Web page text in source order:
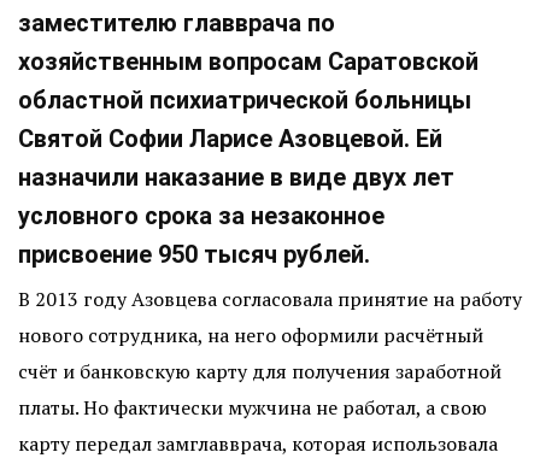
заместителю главврача по
хозяйственным вопросам Саратовской
областной психиатрической больницы
Святой Софии Ларисе Азовцевой. Ей
назначили наказание в виде двух лет
условного срока за незаконное
присвоение 950 тысяч рублей.
В 2013 году Азовцева согласовала принятие на работу
нового сотрудника, на него оформили расчётный
счёт и банковскую карту для получения заработной
платы. Но фактически мужчина не работал, а свою
карту передал замглавврача, которая использовала